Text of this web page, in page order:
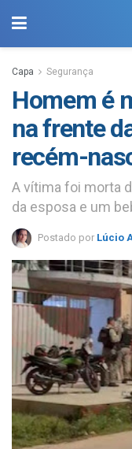
Capa Segurança
Homem é
na frente
recém-
A vítima foi morta
da esposa e um
Postado por Lúcio